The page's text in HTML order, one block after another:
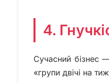
4.
Сучасний бізнес
«групи двічі на